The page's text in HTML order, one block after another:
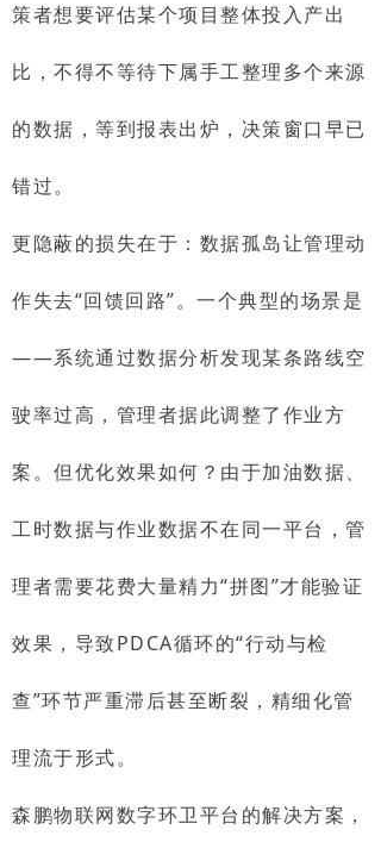
策者想要评估某个项目整体投入产出
比，不得不等待下属手工整理多个来源
的数据，等到报表出炉，决策窗口早已
错过。
更隐蔽的损失在于：数据孤岛让管理动
作失去“回馈回路”。一个典型的场景是
——系统通过数据分析发现某条路线空
驶率过高，管理者据此调整了作业方
案。但优化效果如何？由于加油数据、
工时数据与作业数据不在同一平台，管
理者需要花费大量精力“拼图”才能验证
效果，导致PDCA循环的“行动与检
查”环节严重滞后甚至断裂，精细化管
理流于形式。
森鹏物联网数字环卫平台的解决方案，